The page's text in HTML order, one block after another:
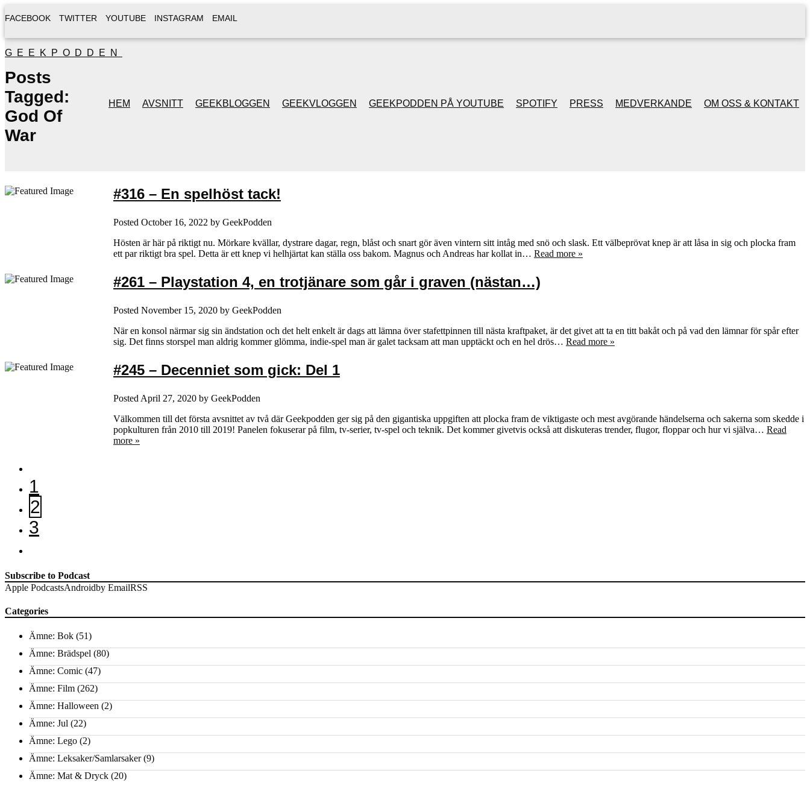
FACEBOOK TWITTER YOUTUBE INSTAGRAM EMAIL
GEEKPODDEN
HEM AVSNITT GEEKBLOGGEN GEEKVLOGGEN GEEKPODDEN PÅ YOUTUBE
GEEKPODDENS
JULSPECIALER 2013
SPOTIFY PRESS MEDVERKANDE OM OSS & KONTAKT
Posts
Tagged:
God Of
War
#316 – En spelhöst tack!
Posted October 16, 2022 by GeekPodden
Hösten är här på riktigt nu. Mörkare kvällar, dystrare dagar, regn, blåst och snart gör även vintern sitt intåg med snö och slask. Ett välbeprövat knep är att låsa in sig och plocka fram
ett par riktigt bra spel. Detta är ett knep vi helhjärtat kan ställa oss bakom. Magnus och Andreas har kollat in… Read more »
#261 – Playstation 4, en trotjänare som går i graven (nästan…)
Posted November 15, 2020 by GeekPodden
När en konsol närmar sig sin ändstation och det helt enkelt är dags att lämna över stafettpinnen till nästa kraftpaket, är det givet att ta en titt bakåt och på vad den lämnar för spår efter
sig. Det finns storspel man aldrig kommer glömma, indie-spel man är galet tacksam att man upptäckt och en hel drös… Read more »
#245 – Decenniet som gick: Del 1
Posted April 27, 2020 by GeekPodden
Välkommen till det första avsnittet av två där Geekpodden ger sig på den gigantiska uppgiften att plocka fram de viktigaste och mest avgörande händelserna och sakerna som skedde i
popkulturen från 2010 till 2019! Panelen fokuserar på film, tv-serier, tv-spel och teknik. Det kommer givetvis också att diskuteras trender, flugor, floppar och hur vi själva… Read
more »
1
2
3
Subscribe to Podcast
Apple PodcastsAndroidby EmailRSS
Categories
Ämne: Bok (51)
Ämne: Brädspel (80)
Ämne: Comic (47)
Ämne: Film (262)
Ämne: Halloween (2)
Ämne: Jul (22)
Ämne: Lego (2)
Ämne: Leksaker/Samlarsaker(9)
Ämne: Mat & Dryck (20)